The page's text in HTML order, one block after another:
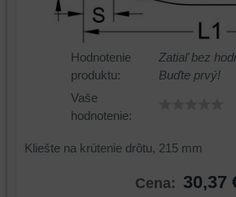
Hodnotenie
produktu:
Zatiaľ bez
Buďte prvý!
Vaše
hodnotenie:
Kliešte na krútenie drôtu, 215 mm
Cena: 30,37